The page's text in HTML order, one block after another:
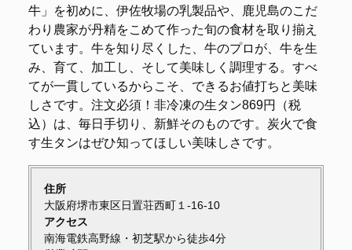
牛」を初めに、伊佐牧場の乳製品や、鹿児島のこだ
わり農家が丹精をこめて作った旬の食材を取り揃え
ています。牛を知り尽くした、牛のプロが、牛を生
み、育て、加工し、そして美味しく調理する。すべ
てが一貫しているからこそ、できるお値打ちと美味
しさです。注文必須！非冷凍の生タン869円（税
込）は、毎日手切り、新鮮そのものです。炭火で食
す生タンはぜひ知ってほしい美味しさです。
住所
大阪府堺市東区日置荘西町１-16-10
アクセス
南海電鉄高野線・初芝駅から徒歩4分